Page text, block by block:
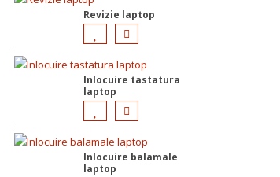
Revizie laptop
Inlocuire tastatura
laptop
Inlocuire balamale
laptop